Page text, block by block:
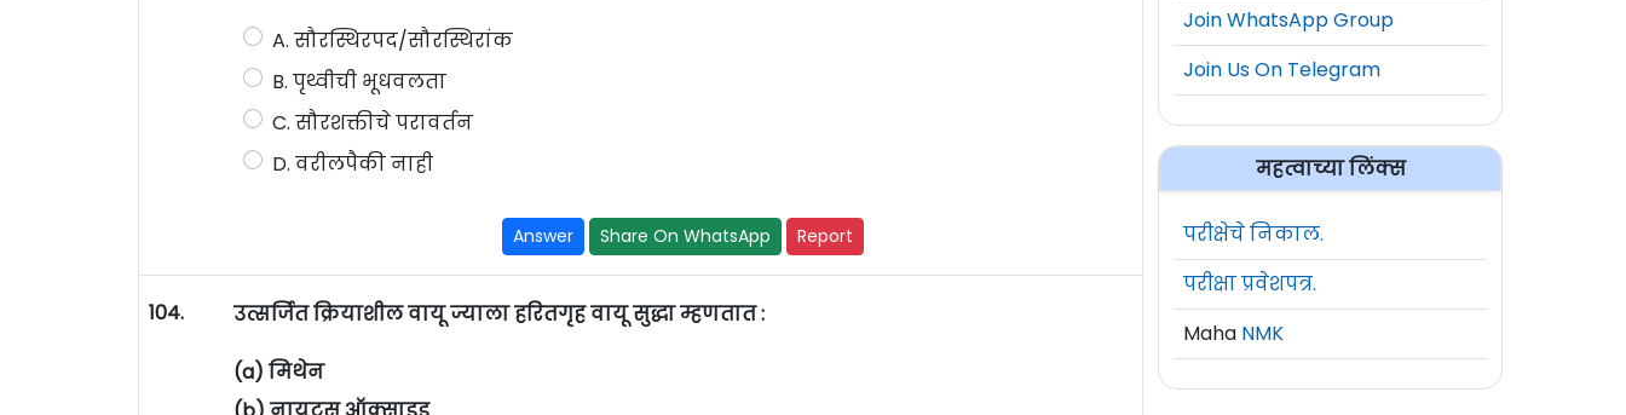
A. सौरस्थिरपद/सौरस्थिरांक
B. पृथ्वीची भूधवलता
C. सौरशक्तीचे परावर्तन
D. वरीलपैकी नाही
Answer Share On WhatsApp Report
104. उत्सर्जित क्रियाशील वायू ज्याला हरितगृह वायू सुद्धा म्हणतात :
(a) मिथेन
Join WhatsApp Group
Join Us On Telegram
महत्वाच्या लिंक्स
परीक्षेचे निकाल.
परीक्षा प्रवेशपत्र.
Maha NMK